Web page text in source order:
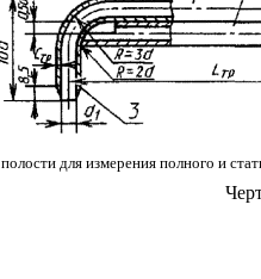
полости для измерения полного и